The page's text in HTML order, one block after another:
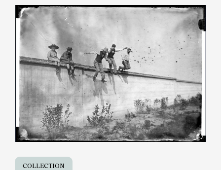
COLLECTION